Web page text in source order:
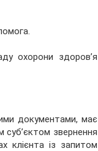
охорони здоров’я
документами, має
суб’єктом звернення
клієнта із запитом